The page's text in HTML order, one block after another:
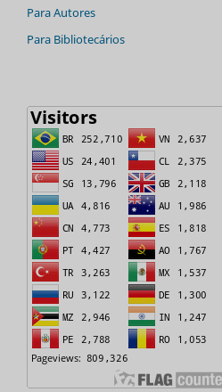
Para Autores
Para Bibliotecários